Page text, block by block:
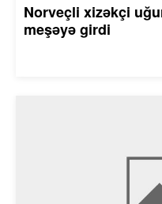
Norveçli xizəkçi
meşəyə girdi